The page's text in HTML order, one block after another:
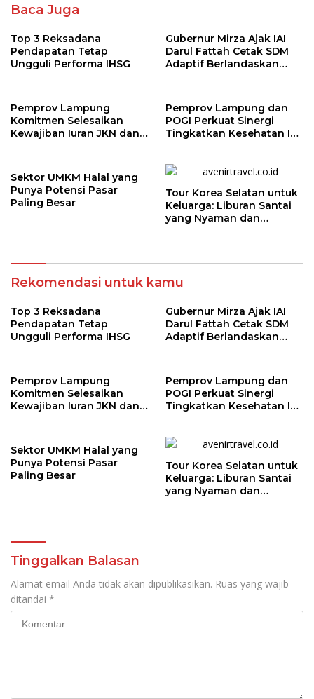
Baca Juga
Top 3 Reksadana
Pendapatan Tetap
Ungguli Performa IHSG
Gubernur Mirza Ajak IAI
Darul Fattah Cetak SDM
Adaptif Berlandaskan
Pemprov Lampung
Komitmen Selesaikan
Kewajiban Iuran JKN dan
Kesehatan
Pemprov Lampung dan
POGI Perkuat Sinergi
Tingkatkan Kesehatan Ibu
Sektor UMKM Halal yang
Punya Potensi Pasar
Paling Besar
Tour Korea Selatan untuk
Keluarga: Liburan Santai
yang Nyaman dan
Rekomendasi untuk kamu
Top 3 Reksadana
Pendapatan Tetap
Ungguli Performa IHSG
Gubernur Mirza Ajak IAI
Darul Fattah Cetak SDM
Adaptif Berlandaskan
Pemprov Lampung
Komitmen Selesaikan
Kewajiban Iuran JKN dan
Kesehatan
Pemprov Lampung dan
POGI Perkuat Sinergi
Tingkatkan Kesehatan Ibu
Sektor UMKM Halal yang
Punya Potensi Pasar
Paling Besar
Tour Korea Selatan untuk
Keluarga: Liburan Santai
yang Nyaman dan
Tinggalkan Balasan
Alamat email Anda tidak akan dipublikasikan. Ruas yang wajib
ditandai *